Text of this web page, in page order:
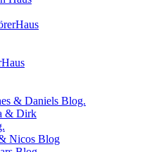
& Daniels Blog.
& Dirk
Nicos Blog